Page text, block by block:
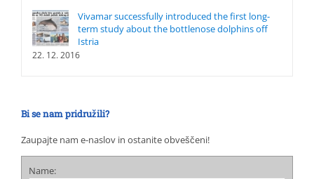
Vivamar successfully introduced the first long-
term study about the bottlenose dolphins off
Istria
22. 12. 2016
Bi se nam pridružili?
Zaupajte nam e-naslov in ostanite obveščeni!
Name: